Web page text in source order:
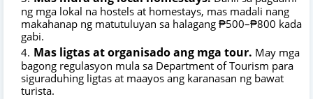
ng mga lokal na hostels at homestays, mas madali nang
makahanap ng matutuluyan sa halagang ₱500–₱800 kada
gabi.
Mas ligtas at organisado ang mga tour. May mga
bagong regulasyon mula sa Department of Tourism para
siguraduhing ligtas at maayos ang karanasan ng bawat
turista.